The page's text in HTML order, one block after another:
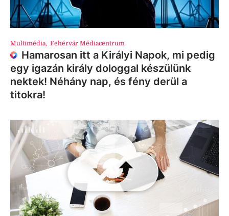
Multimédia, Fehérvár Médiacentrum
Hamarosan itt a Királyi Napok, mi pedig
egy igazán király dologgal készülünk
nektek! Néhány nap, és fény derül a
titokra!